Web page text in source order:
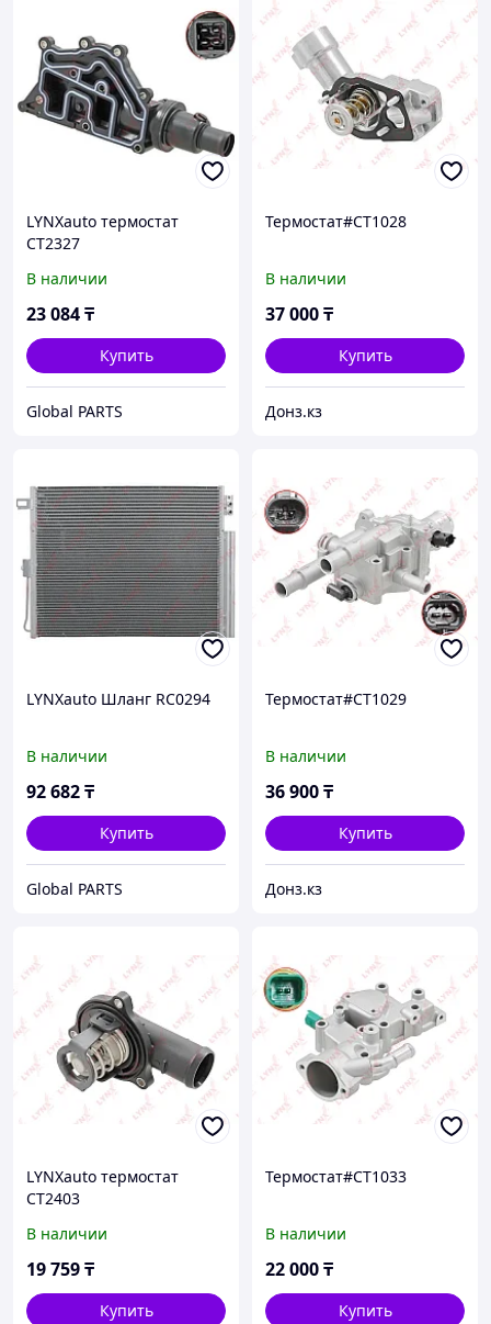
LYNXauto термостат
CT2327
В наличии
23 084₸
Купить
Global PARTS
Термостат#CT1028
В наличии
37 000₸
Купить
Донз.кз
LYNXauto Шланг RC0294
В наличии
92 682₸
Купить
Global PARTS
Термостат#CT1029
В наличии
36 900₸
Купить
Донз.кз
LYNXauto термостат
CT2403
В наличии
19 759₸
Купить
Термостат#CT1033
В наличии
22 000₸
Купить